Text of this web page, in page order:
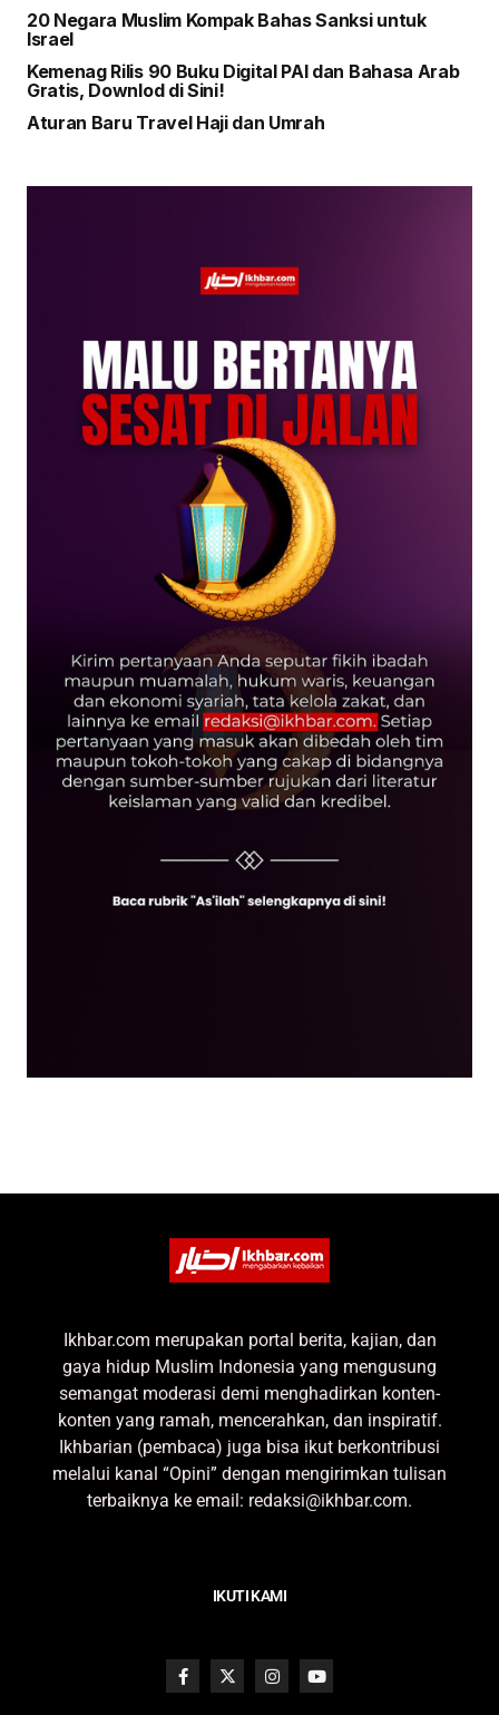
20 Negara Muslim Kompak Bahas Sanksi untuk
Israel
Kemenag Rilis 90 Buku Digital PAI dan Bahasa Arab
Gratis, Downlod di Sini!
Aturan Baru Travel Haji dan Umrah
Ikhbar.com merupakan portal berita, kajian, dan
gaya hidup Muslim Indonesia yang mengusung
semangat moderasi demi menghadirkan konten-
konten yang ramah, mencerahkan, dan inspiratif.
Ikhbarian (pembaca) juga bisa ikut berkontribusi
melalui kanal “Opini” dengan mengirimkan tulisan
terbaiknya ke email: redaksi@ikhbar.com.
IKUTI KAMI